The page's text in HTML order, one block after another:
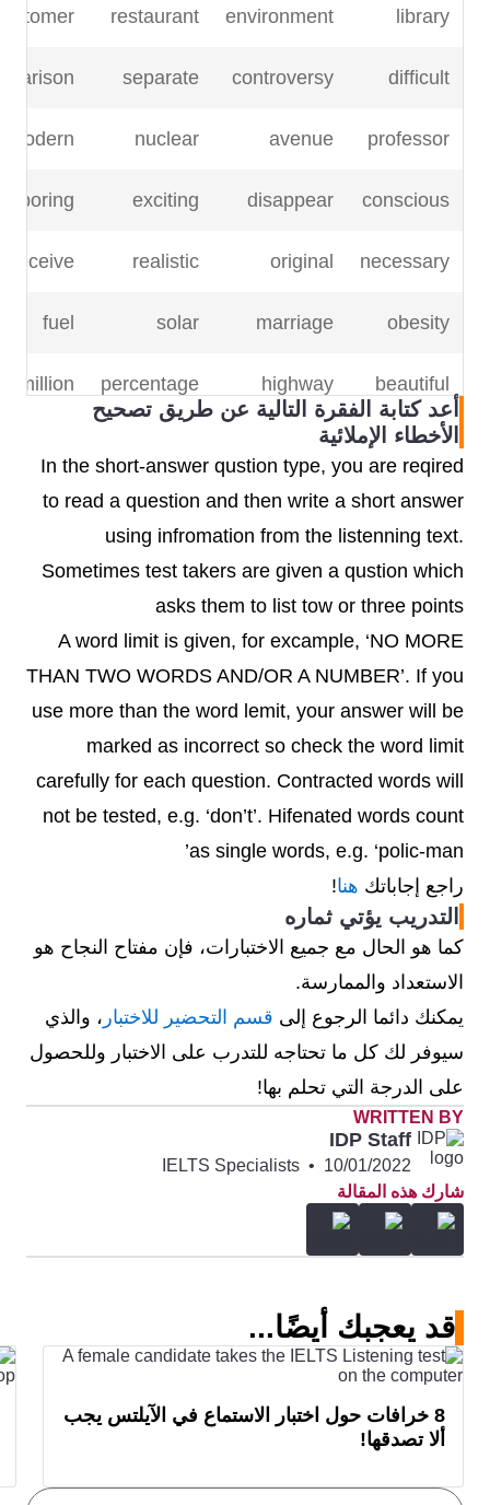
library
environment
restaurant
difficult
controversy
separate
professor
avenue
nuclear
modern
conscious
disappear
exciting
boring
necessary
original
realistic
receive
obesity
marriage
solar
fuel
beautiful
highway
percentage
million
fluctuate
peak
video
murder
topic
argument
Wednesday
neighbour
foreign
أعد كتابة الفقرة التالية عن طريق تصحيح
الأخطاء الإملائية
In the short-answer qustion type, you are reqired
to read a question and then write a short answer
using infromation from the listenning text.
Sometimes test takers are given a qustion which
asks them to list tow or three points
A word limit is given, for excample, ‘NO MORE
THAN TWO WORDS AND/OR A NUMBER’. If you
use more than the word lemit, your answer will be
marked as incorrect so check the word limit
carefully for each question. Contracted words will
not be tested, e.g. ‘don’t’. Hifenated words count
as single words, e.g. ‘polic-man’
راجع إجاباتك هنا!
التدريب يؤتي ثماره
كما هو الحال مع جميع الاختبارات، فإن مفتاح النجاح هو
الاستعداد والممارسة.
يمكنك دائما الرجوع إلى قسم التحضير للاختبار ، والذي
سيوفر لك كل ما تحتاجه للتدرب على الاختبار وللحصول
على الدرجة التي تحلم بها!
WRITTEN BY
IDP Staff
10/01/2022
•
IELTS Specialists
شارك هذه المقالة
قد يعجبك أيضًا...
8 خرافات حول اختبار الاستماع في الآيلتس يجب
ألا تصدقها!